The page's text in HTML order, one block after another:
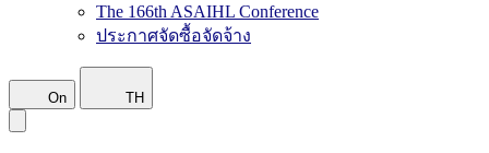
The 166th ASAIHL Conference
ประกาศจัดซื้อจัดจ้าง
On TH